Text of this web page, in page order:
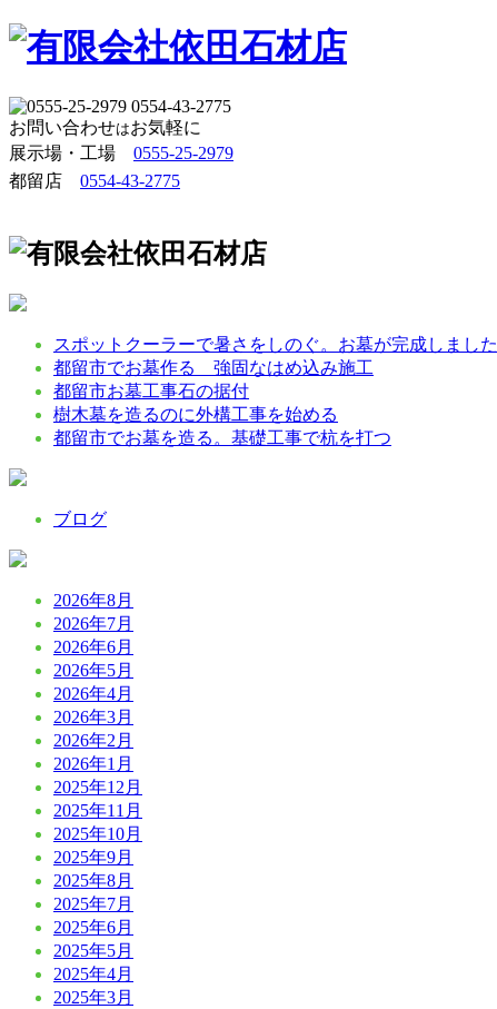
お問い合わせはお気軽に
展示場・工場  0555-25-2979
都留店 0554-43-2775
スポットクーラーで暑さをしのぐ。お墓が完成しました
都留市でお墓作る 強固なはめ込み施工
都留市お墓工事石の据付
樹木墓を造るのに外構工事を始める
都留市でお墓を造る。基礎工事で杭を打つ
ブログ
2026年8月
2026年7月
2026年6月
2026年5月
2026年4月
2026年3月
2026年2月
2026年1月
2025年12月
2025年11月
2025年10月
2025年9月
2025年8月
2025年7月
2025年6月
2025年5月
2025年4月
2025年3月